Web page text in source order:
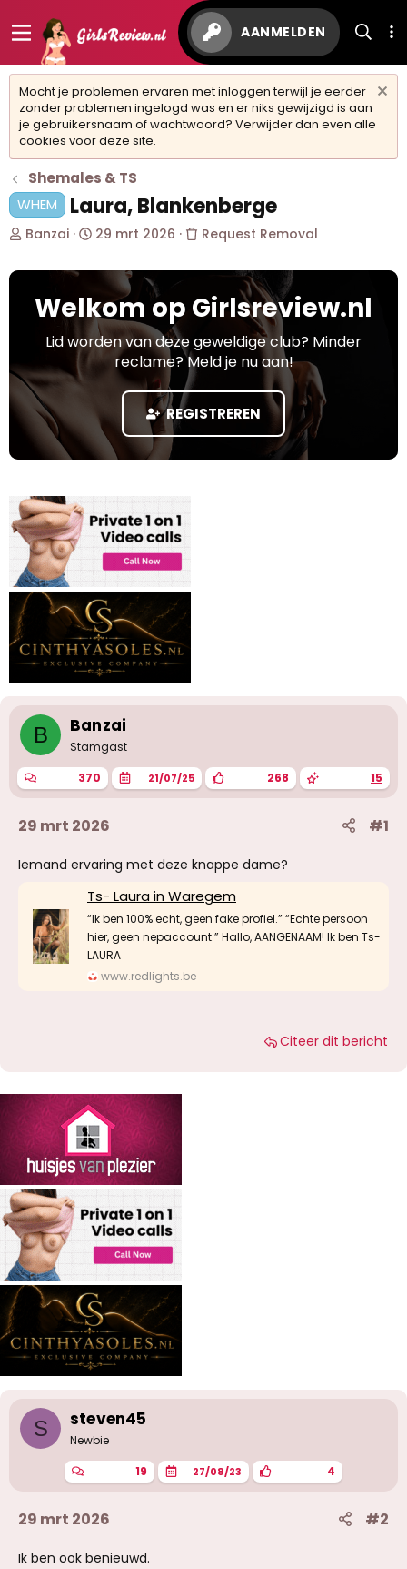
AANMELDEN
Mocht je problemen ervaren met inloggen terwijl je eerder
zonder problemen ingelogd was en er niks gewijzigd is aan
je gebruikersnaam of wachtwoord? Verwijder dan even alle
cookies voor deze site.
Shemales & TS
WHEM
Laura, Blankenberge
O
d
p
s
t
r
Banzai
S
a
t
d
a
29 mrt 2026 Request Removal
Welkom op Girlsreview.nl
Lid worden van deze geweldige club? Minder
reclame? Meld je nu aan!
REGISTREREN
B Banzai
Stamgast
370 21/07/25 268 15
29 mrt 2026 #1
Iemand ervaring met deze knappe dame?
Ts- Laura in Waregem
“Ik ben 100% echt, geen fake profiel.” “Echte persoon
hier, geen nepaccount.” Hallo, AANGENAAM! Ik ben Ts-
LAURA
www.redlights.be
Citeer dit bericht
S steven45
Newbie
19 27/08/23 4
29 mrt 2026 #2
Ik ben ook benieuwd.